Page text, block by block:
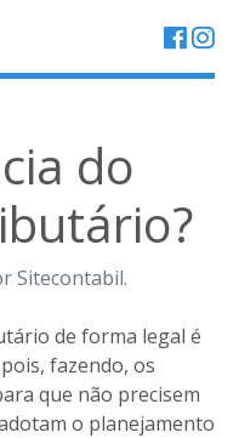
do
Sitecontabil.
de forma legal é
fazendo, os
que não precisem
o planejamento